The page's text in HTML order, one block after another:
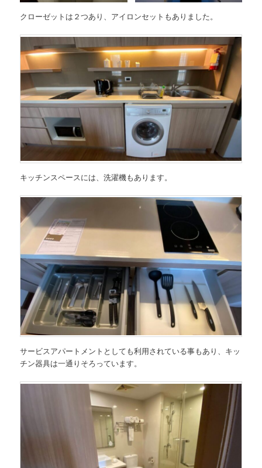
クローゼットは２つあり、アイロンセットもありました。
キッチンスペースには、洗濯機もあります。
サービスアパートメントとしても利用されている事もあり、キッ
チン器具は一通りそろっています。